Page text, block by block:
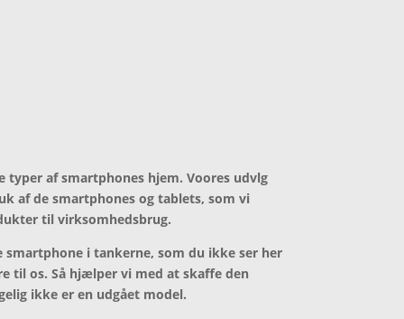
typer af smartphones hjem. Voores udvlg
af de smartphones og tablets, som vi
til virksomhedsbrug.
i tankerne, som du ikke ser her
til os. Så hjælper vi med at skaffe den
ikke er en udgået model.